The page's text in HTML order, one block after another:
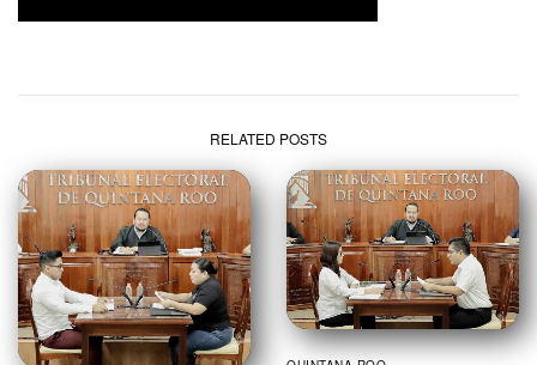
RELATED POSTS